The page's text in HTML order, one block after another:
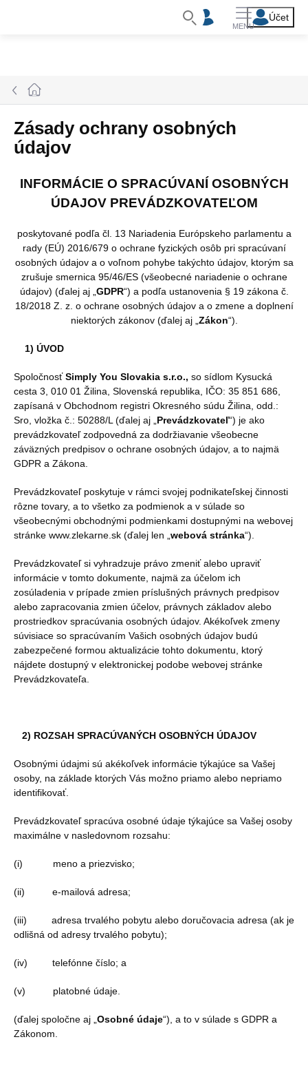
Domov
Zásady ochrany osobných
údajov
INFORMÁCIE O SPRACÚVANÍ OSOBNÝCH
ÚDAJOV PREVÁDZKOVATEĽOM
poskytované podľa čl. 13 Nariadenia Európskeho parlamentu a
rady (EÚ) 2016/679 o ochrane fyzických osôb pri spracúvaní
osobných údajov a o voľnom pohybe takýchto údajov, ktorým sa
zrušuje smernica 95/46/ES (všeobecné nariadenie o ochrane
údajov) (ďalej aj „ GDPR“) a podľa ustanovenia § 19 zákona č.
18/2018 Z. z. o ochrane osobných údajov a o zmene a doplnení
niektorých zákonov (ďalej aj „ Zákon“).
1) ÚVOD
SpoločnosťSimply You Slovakia s.r.o., so sídlom Kysucká
cesta 3, 010 01 Žilina, Slovenská republika, IČO: 35 851 686,
zapísaná v Obchodnom registri Okresného súdu Žilina, odd.:
Sro, vložka č.: 50288/L (ďalej aj „ Prevádzkovateľ“) je ako
prevádzkovateľ zodpovedná za dodržiavanie všeobecne
záväzných predpisov o ochrane osobných údajov, a to najmä
GDPR a Zákona.
Prevádzkovateľ poskytuje v rámci svojej podnikateľskej činnosti
rôzne tovary, a to všetko za podmienok a v súlade so
všeobecnými obchodnými podmienkami dostupnými na webovej
stránke www.zlekarne.sk (ďalej len „ webová stránka“).
Prevádzkovateľ si vyhradzuje právo zmeniť alebo upraviť
informácie v tomto dokumente, najmä za účelom ich
zosúladenia v prípade zmien príslušných právnych predpisov
alebo zapracovania zmien účelov, právnych základov alebo
prostriedkov spracúvania osobných údajov. Akékoľvek zmeny
súvisiace so spracúvaním Vašich osobných údajov budú
zabezpečené formou aktualizácie tohto dokumentu, ktorý
nájdete dostupný v elektronickej podobe webovej stránke
Prevádzkovateľa.
2) ROZSAH SPRACÚVANÝCH OSOBNÝCH ÚDAJOV
Osobnými údajmi sú akékoľvek informácie týkajúce sa Vašej
osoby, na základe ktorých Vás možno priamo alebo nepriamo
identifikovať.
Prevádzkovateľ spracúva osobné údaje týkajúce sa Vašej osoby
maximálne v nasledovnom rozsahu:
(i) meno a priezvisko;
(ii) e-mailová adresa;
(iii) adresa trvalého pobytu alebo doručovacia adresa (ak je
odlišná od adresy trvalého pobytu);
(iv) telefónne číslo; a
(v) platobné údaje.
(ďalej spoločne aj „ Osobné údaje“), a to v súlade s GDPR a
Zákonom.